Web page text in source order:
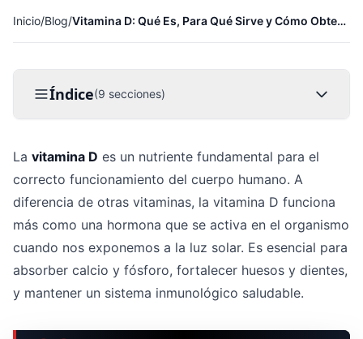
Inicio/Blog/ Vitamina D: Qué Es, Para Qué Sirve y Cómo Obtenerla
Índice(9 secciones)
La vitamina D es un nutriente fundamental para el
correcto funcionamiento del cuerpo humano. A
diferencia de otras vitaminas, la vitamina D funciona
más como una hormona que se activa en el organismo
cuando nos exponemos a la luz solar. Es esencial para
absorber calcio y fósforo, fortalecer huesos y dientes,
y mantener un sistema inmunológico saludable.